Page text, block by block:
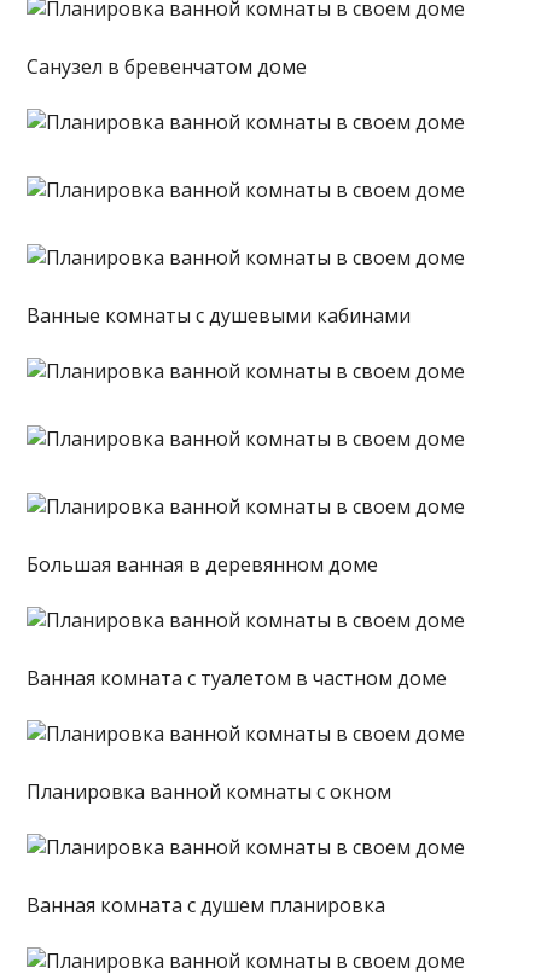
Санузел в бревенчатом доме
Ванные комнаты с душевыми кабинами
Большая ванная в деревянном доме
Ванная комната с туалетом в частном доме
Планировка ванной комнаты с окном
Ванная комната с душем планировка